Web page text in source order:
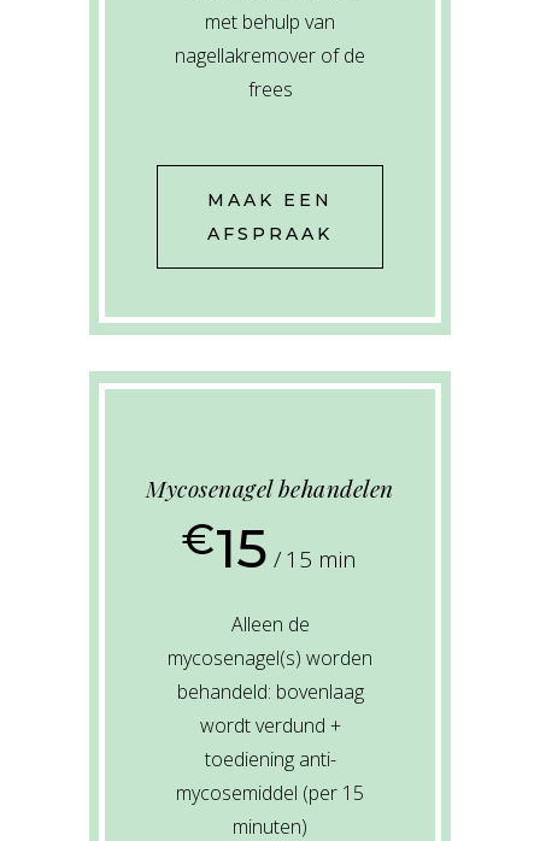
met behulp van
nagellakremover of de
frees
MAAK EEN
AFSPRAAK
Mycosenagel behandelen
€15 15 min
Alleen de
mycosenagel(s) worden
behandeld: bovenlaag
wordt verdund +
toediening anti-
mycosemiddel (per 15
minuten)